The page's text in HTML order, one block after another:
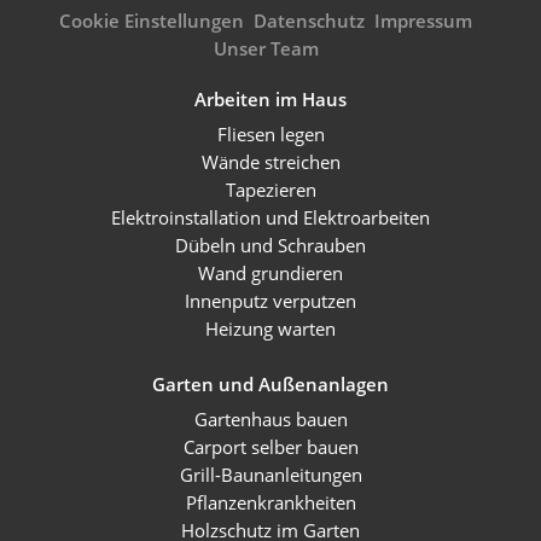
Cookie Einstellungen Datenschutz Impressum
Unser Team
Arbeiten im Haus
Fliesen legen
Wände streichen
Tapezieren
Elektroinstallation und Elektroarbeiten
Dübeln und Schrauben
Wand grundieren
Innenputz verputzen
Heizung warten
Garten und Außenanlagen
Gartenhaus bauen
Carport selber bauen
Grill-Baunanleitungen
Pflanzenkrankheiten
Holzschutz im Garten